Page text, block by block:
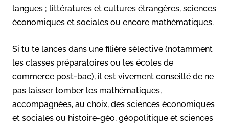
langues ; littératures et cultures étrangères, sciences
économiques et sociales ou encore mathématiques.
Si tu te lances dans une filière sélective (notamment
les classes préparatoires ou les écoles de
commerce post-bac), il est vivement conseillé de ne
pas laisser tomber les mathématiques,
accompagnées, au choix, des sciences économiques
et sociales ou histoire-géo, géopolitique et sciences